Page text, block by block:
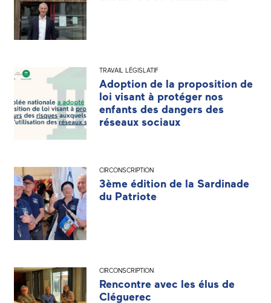
TRAVAIL LÉGISLATIF
Adoption de la proposition de
loi visant à protéger nos
enfants des dangers des
réseaux sociaux
CIRCONSCRIPTION
3ème édition de la Sardinade
du Patriote
CIRCONSCRIPTION
Rencontre avec les élus de
Cléguerec